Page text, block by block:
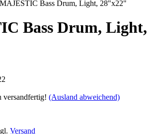
Bass Drum, Light,
versandfertig! (Ausland abweichend)
Versand